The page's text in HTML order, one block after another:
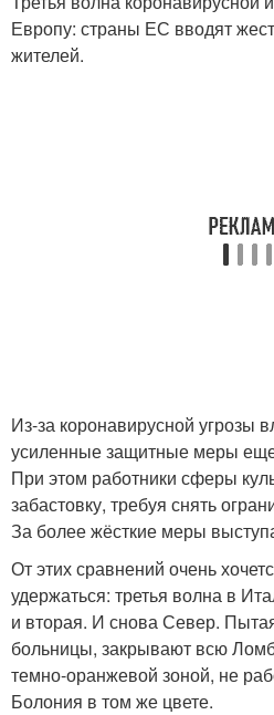
Европу: страны ЕС вводят
жителей.
Из-за коронавирусной угрозы
усиленные защитные меры
При этом работники сферы
забастовку, требуя снять
За более жёсткие меры
От этих сравнений очень
удержаться: третья волна в
и вторая. И снова Север.
больницы, закрывают всю
темно-оранжевой зоной, не
Болония в том же цвете.